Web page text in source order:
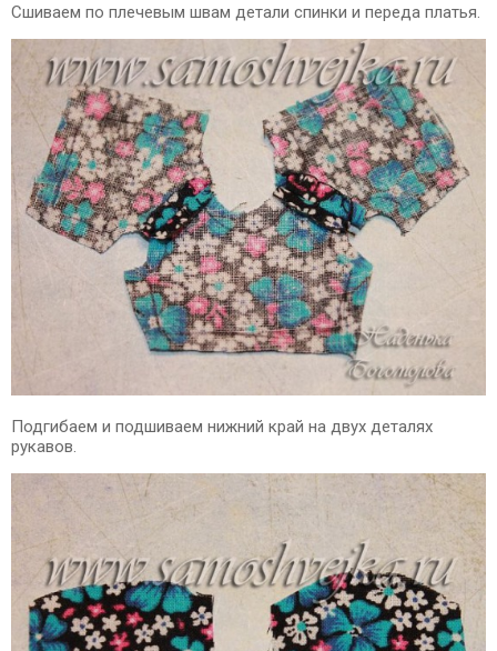
Сшиваем по плечевым швам детали спинки и переда платья.
Подгибаем и подшиваем нижний край на двух деталях
рукавов.